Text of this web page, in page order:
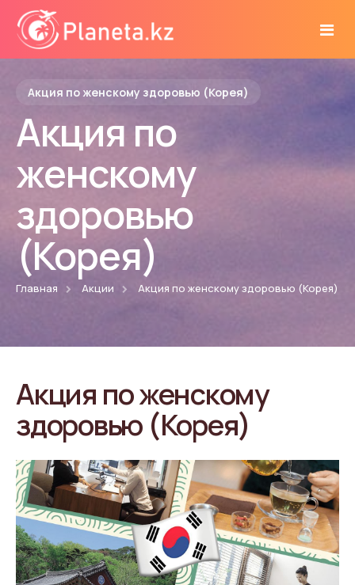
Акции
Диагноз под контролем: видеоконсультация с
онкологом из Китая
Авиабилеты в подарок! При операции в Корее
Онлайн-консультации с врачами из Индии
События
Индия
Турция
Китай
Южная Корея
Отзывы
СМИ
Контакты
Акция по женскому здоровью (Корея)
Акция по
женскому
здоровью
(Корея)
Главная Акции Акция по женскому здоровью (Корея)
Акция по женскому
здоровью (Корея)